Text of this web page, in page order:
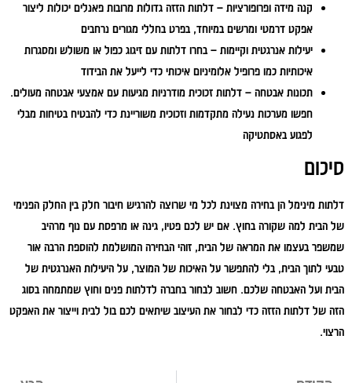
קנה מידה ופרופורציות – דלתות הזזה גדולות מרובות פאנלים יכולות ליצור
אפקט דרמטי ומרשים במיוחד, בפרט בחללי מגורים נרחבים
יעילות אנרגטית וקיימות – בחרו דלתות עם זיגוג כפול או משולש ומסגרות
איכותיות כמו פרופיל אלומיניום איכותי כדי לייעל את הבידוד
תכונות אבטחה – דלתות זכוכית מודרניות מגיעות עם אמצעי אבטחה מעולים.
חפשו מערכות נעילה מתקדמות וזכוכית משוריינת כדי להבטיח בטיחות מבלי
לפגוע באסתטיקה
סיכום
דלתות מינימל הן בחירה מצוינת לכל מי שרוצה להרגיש חיבור חלק בין החלק הפנימי
של הבית למה שקורה בחוץ. אם יש לכם פטיו, גינה או מרפסת עם נוף מרהיב
שמשפר בעצמו את המראה של הבית, זוהי הבחירה המושלמת להוספת הרבה אור
טבעי לתוך הבית, בלי להתפשר על האיכות של המוצר, על היעילות האנרגטית של
הבית ועל האבטחה שלכם. חשוב לבחור בחברה לדלתות פנים וחוץ שמתמחה בסוג
הזה של דלתות הזזה כדי לבחור את העיצוב שיתאים לכם בול לבית וייצור את האפקט
הרצוי.